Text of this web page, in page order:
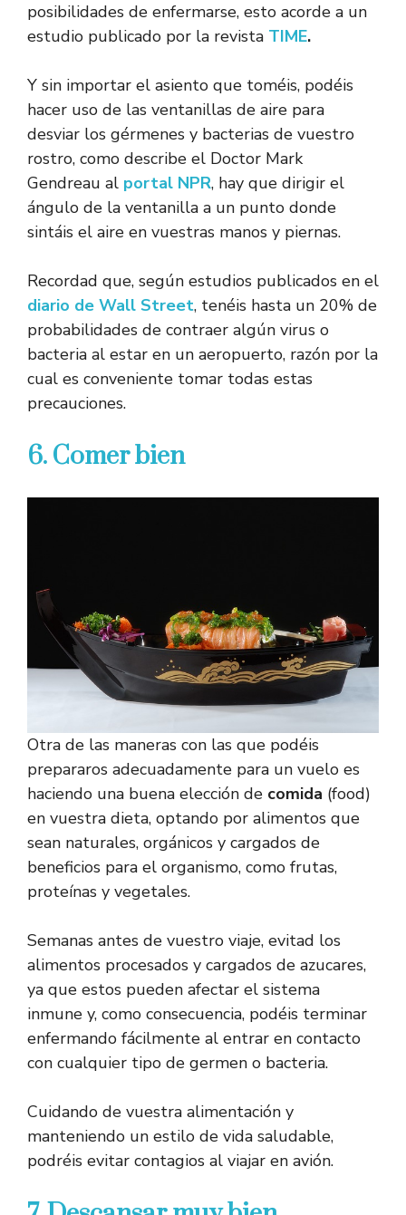
posibilidades de enfermarse, esto acorde a un
estudio publicado por la revista TIME.
Y sin importar el asiento que toméis, podéis
hacer uso de las ventanillas de aire para
desviar los gérmenes y bacterias de vuestro
rostro, como describe el Doctor Mark
Gendreau al portal NPR, hay que dirigir el
ángulo de la ventanilla a un punto donde
sintáis el aire en vuestras manos y piernas.
Recordad que, según estudios publicados en el
diario de Wall Street, tenéis hasta un 20% de
probabilidades de contraer algún virus o
bacteria al estar en un aeropuerto, razón por la
cual es conveniente tomar todas estas
precauciones.
6. Comer bien
Otra de las maneras con las que podéis
prepararos adecuadamente para un vuelo es
haciendo una buena elección de comida (food)
en vuestra dieta, optando por alimentos que
sean naturales, orgánicos y cargados de
beneficios para el organismo, como frutas,
proteínas y vegetales.
Semanas antes de vuestro viaje, evitad los
alimentos procesados y cargados de azucares,
ya que estos pueden afectar el sistema
inmune y, como consecuencia, podéis terminar
enfermando fácilmente al entrar en contacto
con cualquier tipo de germen o bacteria.
Cuidando de vuestra alimentación y
manteniendo un estilo de vida saludable,
podréis evitar contagios al viajar en avión.